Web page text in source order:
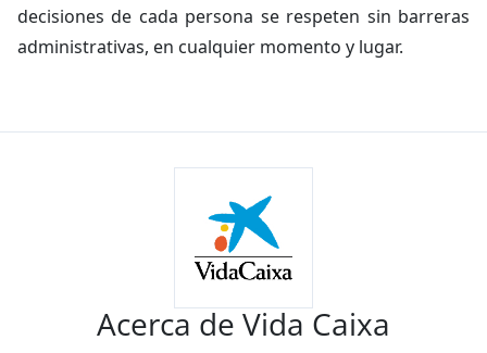
decisiones de cada persona se respeten sin barreras
administrativas, en cualquier momento y lugar.
Acerca de Vida Caixa